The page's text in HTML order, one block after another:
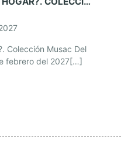
Colección Musac Del
febrero del 2027[…]